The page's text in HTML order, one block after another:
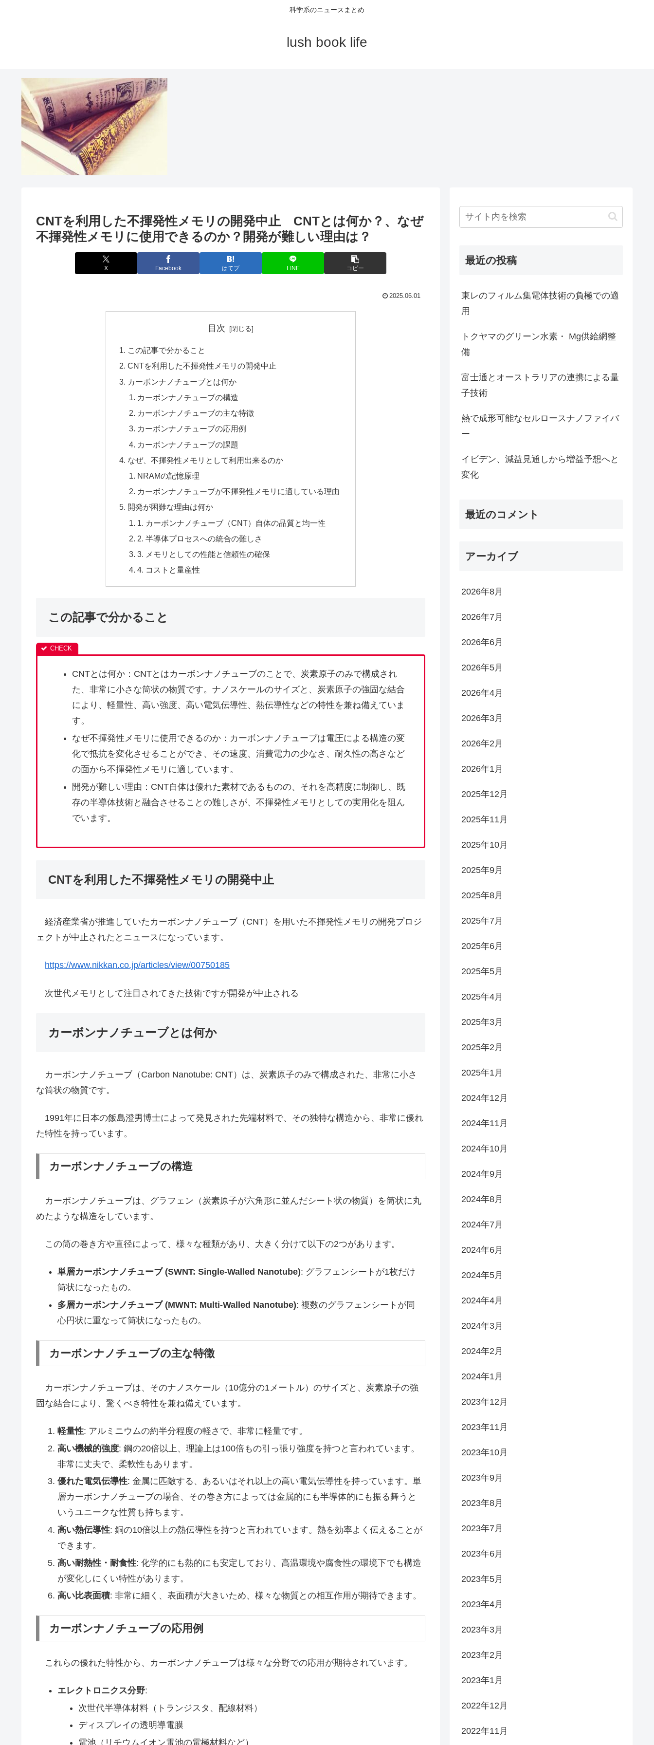
科学系のニュースまとめ
lush book life
CNTを利用した不揮発性メモリの開発中止 CNTとは何か？、なぜ
不揮発性メモリに使用できるのか？開発が難しい理由は？
X Facebook はてブ LINE コピー
2025.06.01
目次
この記事で分かること
CNTを利用した不揮発性メモリの開発中止
カーボンナノチューブとは何か
カーボンナノチューブの構造
カーボンナノチューブの主な特徴
カーボンナノチューブの応用例
カーボンナノチューブの課題
なぜ、不揮発性メモリとして利用出来るのか
NRAMの記憶原理
カーボンナノチューブが不揮発性メモリに適している理由
開発が困難な理由は何か
1. カーボンナノチューブ（CNT）自体の品質と均一性
2. 半導体プロセスへの統合の難しさ
3. メモリとしての性能と信頼性の確保
4. コストと量産性
この記事で分かること
CNTとは何か：CNTとはカーボンナノチューブのことで、炭素原子のみで構成され
た、非常に小さな筒状の物質です。ナノスケールのサイズと、炭素原子の強固な結合
により、軽量性、高い強度、高い電気伝導性、熱伝導性などの特性を兼ね備えていま
す。
なぜ不揮発性メモリに使用できるのか：カーボンナノチューブは電圧による構造の変
化で抵抗を変化させることができ、その速度、消費電力の少なさ、耐久性の高さなど
の面から不揮発性メモリに適しています。
開発が難しい理由：CNT自体は優れた素材であるものの、それを高精度に制御し、既
存の半導体技術と融合させることの難しさが、不揮発性メモリとしての実用化を阻ん
でいます。
CNTを利用した不揮発性メモリの開発中止
経済産業省が推進していたカーボンナノチューブ（CNT）を用いた不揮発性メモリの開発プロジ
ェクトが中止されたとニュースになっています。
https://www.nikkan.co.jp/articles/view/00750185
次世代メモリとして注目されてきた技術ですが開発が中止される
カーボンナノチューブとは何か
カーボンナノチューブ（Carbon Nanotube: CNT）は、炭素原子のみで構成された、非常に小さ
な筒状の物質です。
1991年に日本の飯島澄男博士によって発見された先端材料で、その独特な構造から、非常に優れ
た特性を持っています。
カーボンナノチューブの構造
カーボンナノチューブは、グラフェン（炭素原子が六角形に並んだシート状の物質）を筒状に丸
めたような構造をしています。
この筒の巻き方や直径によって、様々な種類があり、大きく分けて以下の2つがあります。
単層カーボンナノチューブ (SWNT: Single-Walled Nanotube): グラフェンシートが1枚だけ
筒状になったもの。
多層カーボンナノチューブ (MWNT: Multi-Walled Nanotube): 複数のグラフェンシートが同
心円状に重なって筒状になったもの。
カーボンナノチューブの主な特徴
カーボンナノチューブは、そのナノスケール（10億分の1メートル）のサイズと、炭素原子の強
固な結合により、驚くべき特性を兼ね備えています。
軽量性: アルミニウムの約半分程度の軽さで、非常に軽量です。
高い機械的強度: 鋼の20倍以上、理論上は100倍もの引っ張り強度を持つと言われています。
非常に丈夫で、柔軟性もあります。
優れた電気伝導性: 金属に匹敵する、あるいはそれ以上の高い電気伝導性を持っています。単
層カーボンナノチューブの場合、その巻き方によっては金属的にも半導体的にも振る舞うと
いうユニークな性質も持ちます。
高い熱伝導性: 銅の10倍以上の熱伝導性を持つと言われています。熱を効率よく伝えることが
できます。
高い耐熱性・耐食性: 化学的にも熱的にも安定しており、高温環境や腐食性の環境下でも構造
が変化しにくい特性があります。
高い比表面積: 非常に細く、表面積が大きいため、様々な物質との相互作用が期待できます。
カーボンナノチューブの応用例
これらの優れた特性から、カーボンナノチューブは様々な分野での応用が期待されています。
エレクトロニクス分野:
次世代半導体材料（トランジスタ、配線材料）
ディスプレイの透明導電膜
電池（リチウムイオン電池の電極材料など）
最近の投稿
東レのフィルム集電体技術の負極での適
用
トクヤマのグリーン水素・ Mg供給網整
備
富士通とオーストラリアの連携による量
子技術
熱で成形可能なセルロースナノファイバ
ー
イビデン、減益見通しから増益予想へと
変化
最近のコメント
アーカイブ
2026年8月
2026年7月
2026年6月
2026年5月
2026年4月
2026年3月
2026年2月
2026年1月
2025年12月
2025年11月
2025年10月
2025年9月
2025年8月
2025年7月
2025年6月
2025年5月
2025年4月
2025年3月
2025年2月
2025年1月
2024年12月
2024年11月
2024年10月
2024年9月
2024年8月
2024年7月
2024年6月
2024年5月
2024年4月
2024年3月
2024年2月
2024年1月
2023年12月
2023年11月
2023年10月
2023年9月
2023年8月
2023年7月
2023年6月
2023年5月
2023年4月
2023年3月
2023年2月
2023年1月
2022年12月
2022年11月